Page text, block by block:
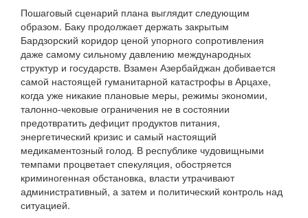
Пошаговый сценарий плана выглядит следующим
образом. Баку продолжает держать закрытым
Бардзорский коридор ценой упорного сопротивления
даже самому сильному давлению международных
структур и государств. Взамен Азербайджан добивается
самой настоящей гуманитарной катастрофы в Арцахе,
когда уже никакие плановые меры, режимы экономии,
талонно-чековые ограничения не в состоянии
предотвратить дефицит продуктов питания,
энергетический кризис и самый настоящий
медикаментозный голод. В республике чудовищными
темпами процветает спекуляция, обостряется
криминогенная обстановка, власти утрачивают
административный, а затем и политический контроль над
ситуацией.